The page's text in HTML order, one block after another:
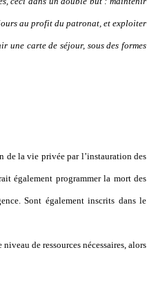
au profit du patronat, et exploiter
une carte de séjour, sous des formes
la vie privée par l’instauration des
également programmer la mort des
Sont également inscrits dans le
de ressources nécessaires, alors